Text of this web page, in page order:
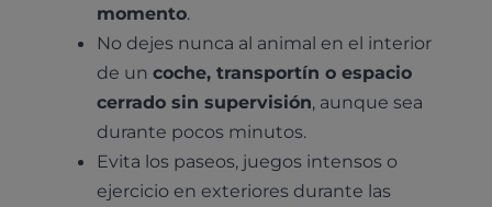
momento.
No dejes nunca al animal en el interior
de uncoche, transportín o espacio
cerrado sin supervisión, aunque sea
durante pocos minutos.
Evita los paseos, juegos intensos o
ejercicio en exteriores durante las